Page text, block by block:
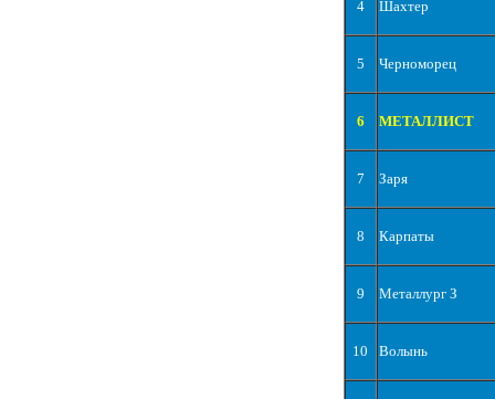
4 Шахтер
5 Черноморец
6 МЕТАЛЛИСТ
7 Заря
8 Карпаты
9 Металлург З
10 Волынь